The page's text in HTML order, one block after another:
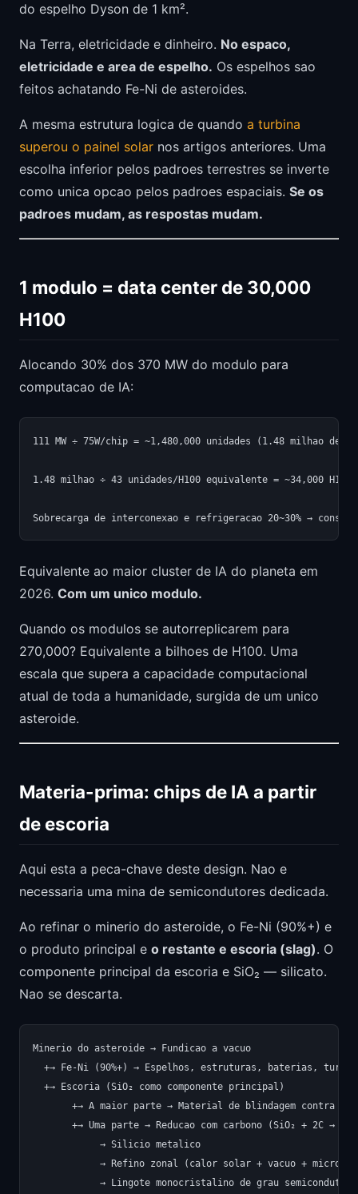
do espelho Dyson de 1 km².
Na Terra, eletricidade e dinheiro. No espaco,
eletricidade e area de espelho. Os espelhos sao
feitos achatando Fe-Ni de asteroides.
A mesma estrutura logica de quando a turbina
superou o painel solar nos artigos anteriores. Uma
escolha inferior pelos padroes terrestres se inverte
como unica opcao pelos padroes espaciais. Se os
padroes mudam, as respostas mudam.
1 modulo = data center de 30,000
H100
Alocando 30% dos 370 MW do modulo para
computacao de IA:
111 MW ÷ 75W/chip = ~1,480,000 unidades (1.48 milhao de
1.48 milhao ÷ 43 unidades/H100 equivalente = ~34,000 H100
Equivalente ao maior cluster de IA do planeta em
2026. Com um unico modulo.
Quando os modulos se autorreplicarem para
270,000? Equivalente a bilhoes de H100. Uma
escala que supera a capacidade computacional
atual de toda a humanidade, surgida de um unico
asteroide.
Materia-prima: chips de IA a partir
de escoria
Aqui esta a peca-chave deste design. Nao e
necessaria uma mina de semicondutores dedicada.
Ao refinar o minerio do asteroide, o Fe-Ni (90%+) e
o produto principal e o restante e escoria (slag). O
componente principal da escoria e SiO₂ — silicato.
Nao se descarta.
Minerio do asteroide → Fundicao a vacuo
+→ Fe-Ni (90%+) → Espelhos, estruturas, baterias,
  +→ Escoria (SiO₂ como componente principal)
+→ A maior parte → Material de blindagem contra
+→ Uma parte → Reducao com carbono (SiO₂ + 2C → Si
            → Silicio metalico
→ Refino zonal (calor solar + vacuo +
→ Lingote monocristalino de grau semicondutor